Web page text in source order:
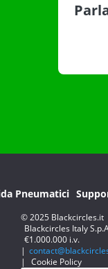
Pneumatici
© 2025 Blackcircles.it
Blackcircles Italy
€1.000.000 i.v.
|
|
Cookie Policy